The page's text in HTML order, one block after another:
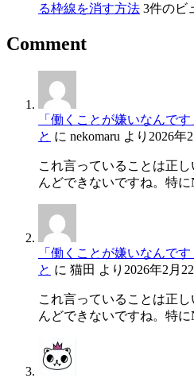
る枠線を消す方法 3件のビ
Comment
「働くことが嫌いなんで
と に nekomaru より 2026年
これ言っていることは正
んどできないですね。特
「働くことが嫌いなんで
と に 猫田 より 2026年2月
これ言っていることは正
んどできないですね。特